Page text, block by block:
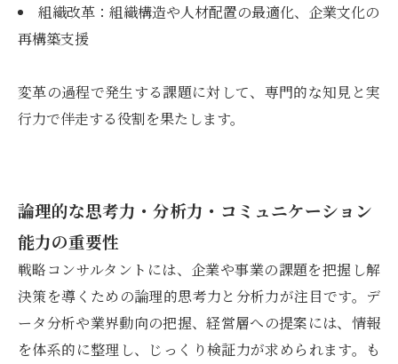
組織改革：組織構造や人材配置の最適化、企業文化の
再構築支援
変革の過程で発生する課題に対して、専門的な知見と実
行力で伴走する役割を果たします。
論理的な思考力・分析力・コミュニケーション
能力の重要性
戦略コンサルタントには、企業や事業の課題を把握し解
決策を導くための論理的思考力と分析力が注目です。デ
ータ分析や業界動向の把握、経営層への提案には、情報
を体系的に整理し、じっくり検証力が求められます。も